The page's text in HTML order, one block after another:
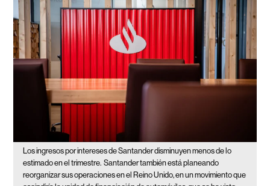
Los ingresos por intereses de Santander disminuyen menos de lo
estimado en el trimestre. Santander también está planeando
reorganizar sus operaciones en el Reino Unido, en un movimiento que